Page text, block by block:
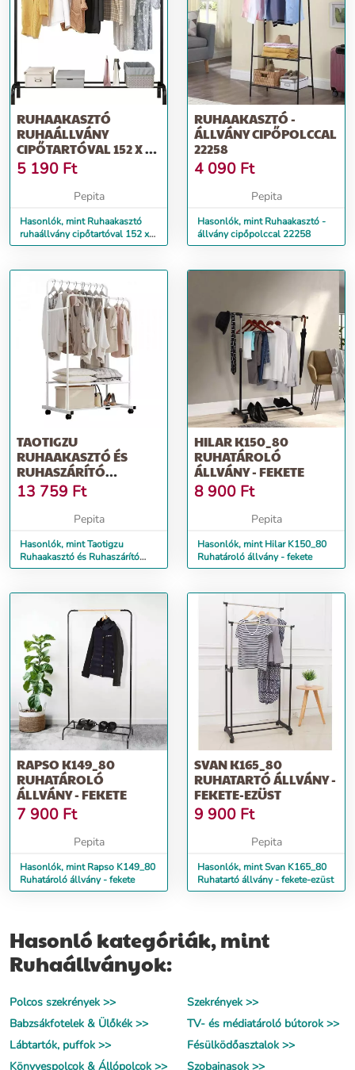
RUHAAKASZTÓ
RUHAÁLLVÁNY
CIPŐTARTÓVAL 152 X 43
X 105 CM
5 190 Ft
Pepita
Hasonlók, mint Ruhaakasztó
ruhaállvány cipőtartóval 152 x
43 x 105 cm
RUHAAKASZTÓ -
ÁLLVÁNY CIPŐPOLCCAL
22258
4 090 Ft
Pepita
Hasonlók, mint Ruhaakasztó -
állvány cipőpolccal 22258
TAOTIGZU
RUHAAKASZTÓ ÉS
RUHASZÁRÍTÓ
ÁLLVÁNY (FEHÉR)
13 759 Ft
Pepita
Hasonlók, mint Taotigzu
Ruhaakasztó és Ruhaszárító
Állvány (Fehér)
HILAR K150_80
RUHATÁROLÓ
ÁLLVÁNY - FEKETE
8 900 Ft
Pepita
Hasonlók, mint Hilar K150_80
Ruhatároló állvány - fekete
RAPSO K149_80
RUHATÁROLÓ
ÁLLVÁNY - FEKETE
7 900 Ft
Pepita
Hasonlók, mint Rapso K149_80
Ruhatároló állvány - fekete
SVAN K165_80
RUHATARTÓ ÁLLVÁNY -
FEKETE-EZÜST
9 900 Ft
Pepita
Hasonlók, mint Svan K165_80
Ruhatartó állvány - fekete-ezüst
Hasonló kategóriák, mint
Ruhaállványok:
Polcos szekrények >>
Szekrények >>
Babzsákfotelek & Ülőkék >>
TV- és médiatároló bútorok >>
Lábtartók, puffok >>
Fésülködőasztalok >>
Könyvespolcok & Állópolcok >>
Szobainasok >>